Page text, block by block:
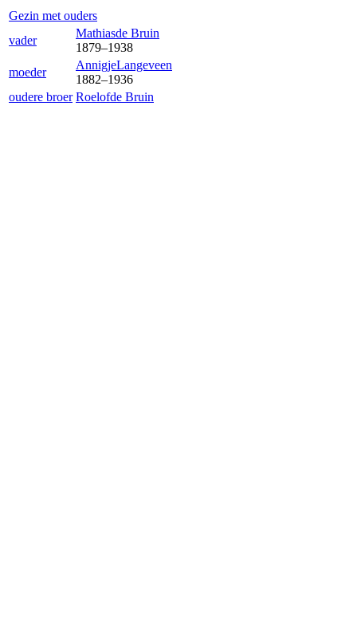
Gezin met ouders
vader
Mathiasde Bruin
1879–1938
moeder
AnnigjeLangeveen
1882–1936
oudere broer Roelofde Bruin